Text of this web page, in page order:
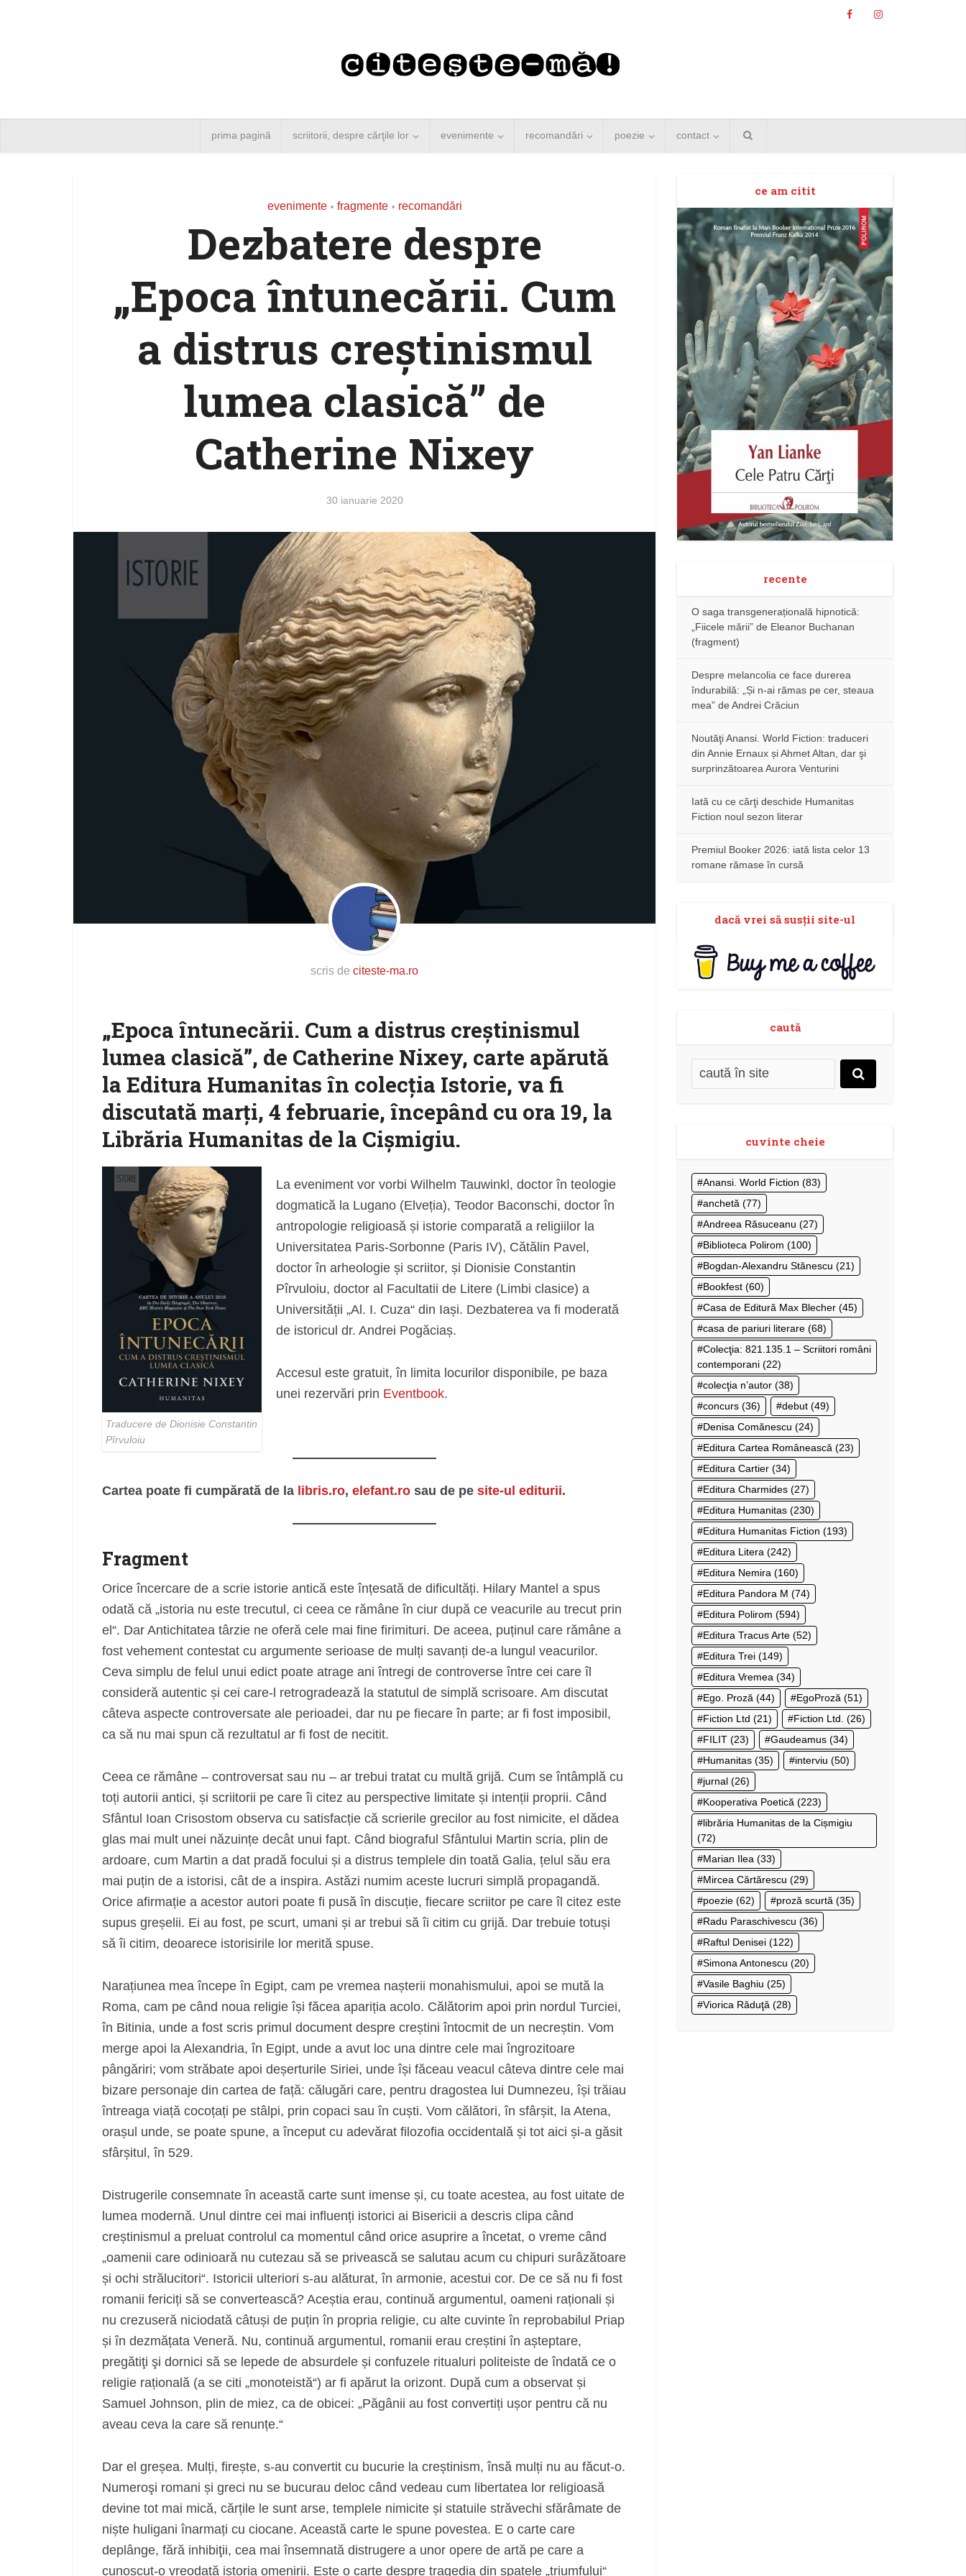
prima pagină scriitorii, despre cărţile lor evenimente recomandări poezie contact
evenimente • fragmente • recomandări
Dezbatere despre
„Epoca întunecării. Cum
a distrus creștinismul
lumea clasică” de
Catherine Nixey
30 ianuarie 2020
scris de citeste-ma.ro
„Epoca întunecării. Cum a distrus creștinismul
lumea clasică”, de Catherine Nixey, carte apărută
la Editura Humanitas în colecţia Istorie, va fi
discutată marți, 4 februarie, începând cu ora 19, la
Librăria Humanitas de la Cișmigiu.
Traducere de Dionisie Constantin
Pîrvuloiu
La eveniment vor vorbi Wilhelm Tauwinkl, doctor în teologie
dogmatică la Lugano (Elveția), Teodor Baconschi, doctor în
antropologie religioasă și istorie comparată a religiilor la
Universitatea Paris-Sorbonne (Paris IV), Cătălin Pavel,
doctor în arheologie și scriitor, și Dionisie Constantin
Pîrvuloiu, doctor al Facultatii de Litere (Limbi clasice) a
Universității „Al. I. Cuza“ din Iași. Dezbaterea va fi moderată
de istoricul dr. Andrei Pogăciaș.
Accesul este gratuit, în limita locurilor disponibile, pe baza
unei rezervări prin Eventbook.
Cartea poate fi cumpărată de la libris.ro, elefant.ro sau de pe site-ul editurii.
Fragment
Orice încercare de a scrie istorie antică este înțesată de dificultăți. Hilary Mantel a spus
odată că „istoria nu este trecutul, ci ceea ce rămâne în ciur după ce veacurile au trecut prin
el“. Dar Antichitatea târzie ne oferă cele mai fine firimituri. De aceea, puținul care rămâne a
fost vehement contestat cu argumente serioase de mulți savanți de‑a lungul veacurilor.
Ceva simplu de felul unui edict poate atrage ani întregi de controverse între cei care îl
consideră autentic și cei care‑l retrogradează la statutul de simplă scrisoare. Am discutat
câteva aspecte controversate ale perioadei, dar nu pe fiecare în parte; ar fi fost imposibil,
ca să nu mai spun că rezultatul ar fi fost de necitit.
Ceea ce rămâne – controversat sau nu – ar trebui tratat cu multă grijă. Cum se întâmplă cu
toți autorii antici, și scriitorii pe care îi citez au perspective limitate și intenții proprii. Când
Sfântul Ioan Crisostom observa cu satisfacție că scrierile grecilor au fost nimicite, el dădea
glas mai mult unei năzuințe decât unui fapt. Când biograful Sfântului Martin scria, plin de
ardoare, cum Martin a dat pradă focului și a distrus templele din toată Galia, țelul său era
mai puțin de a istorisi, cât de a inspira. Astăzi numim aceste lucruri simplă propagandă.
Orice afirmație a acestor autori poate fi pusă în discuție, fiecare scriitor pe care îl citez este
supus greșelii. Ei au fost, pe scurt, umani și ar trebui să îi citim cu grijă. Dar trebuie totuși
să îi citim, deoarece istorisirile lor merită spuse.
Narațiunea mea începe în Egipt, cam pe vremea nașterii monahismului, apoi se mută la
Roma, cam pe când noua religie își făcea apariția acolo. Călătorim apoi prin nordul Turciei,
în Bitinia, unde a fost scris primul document despre creștini întocmit de un necreștin. Vom
merge apoi la Alexandria, în Egipt, unde a avut loc una dintre cele mai îngrozitoare
pângăriri; vom străbate apoi deșerturile Siriei, unde își făceau veacul câteva dintre cele mai
bizare personaje din cartea de față: călugări care, pentru dragostea lui Dumnezeu, își trăiau
întreaga viață cocoțați pe stâlpi, prin copaci sau în cuști. Vom călători, în sfârșit, la Atena,
orașul unde, se poate spune, a început cu adevărat filozofia occidentală și tot aici și‑a găsit
sfârșitul, în 529.
Distrugerile consemnate în această carte sunt imense și, cu toate acestea, au fost uitate de
lumea modernă. Unul dintre cei mai influenți istorici ai Bisericii a descris clipa când
creștinismul a preluat controlul ca momentul când orice asuprire a încetat, o vreme când
„oamenii care odinioară nu cutezau să se privească se salutau acum cu chipuri surâzătoare
și ochi strălucitori“. Istoricii ulteriori s‑au alăturat, în armonie, acestui cor. De ce să nu fi fost
romanii fericiți să se convertească? Aceștia erau, continuă argumentul, oameni raționali și
nu crezuseră niciodată câtuși de puțin în propria religie, cu alte cuvinte în reprobabilul Priap
și în dezmățata Veneră. Nu, continuă argumentul, romanii erau creștini în așteptare,
pregătiţi şi dornici să se lepede de absurdele și confuzele ritualuri politeiste de îndată ce o
religie rațională (a se citi „monoteistă“) ar fi apărut la orizont. După cum a observat și
Samuel Johnson, plin de miez, ca de obicei: „Păgânii au fost convertiți ușor pentru că nu
aveau ceva la care să renunțe.“
Dar el greșea. Mulți, firește, s‑au convertit cu bucurie la creștinism, însă mulți nu au făcut‑o.
Numeroşi romani și greci nu se bucurau deloc când vedeau cum libertatea lor religioasă
devine tot mai mică, cărțile le sunt arse, templele nimicite și statuile străvechi sfărâmate de
niște huligani înarmați cu ciocane. Această carte le spune povestea. E o carte care
deplânge, fără inhibiţii, cea mai însemnată distrugere a unor opere de artă pe care a
cunoscut‑o vreodată istoria omenirii. Este o carte despre tragedia din spatele „triumfului“
ce am citit
recente
O saga transgenerațională hipnotică:
„Fiicele mării” de Eleanor Buchanan
(fragment)
Despre melancolia ce face durerea
îndurabilă: „Și n-ai rămas pe cer, steaua
mea” de Andrei Crăciun
Noutăţi Anansi. World Fiction: traduceri
din Annie Ernaux și Ahmet Altan, dar şi
surprinzătoarea Aurora Venturini
Iată cu ce cărţi deschide Humanitas
Fiction noul sezon literar
Premiul Booker 2026: iată lista celor 13
romane rămase în cursă
dacă vrei să susţii site-ul
caută
cuvinte cheie
Anansi. World Fiction (83)
anchetă (77)
Andreea Răsuceanu (27)
Biblioteca Polirom (100)
Bogdan-Alexandru Stănescu (21)
Bookfest (60)
Casa de Editură Max Blecher (45)
casa de pariuri literare (68)
Colecţia: 821.135.1 – Scriitori români
contemporani (22)
colecţia n’autor (38)
concurs (36) debut (49)
Denisa Comănescu (24)
Editura Cartea Românească (23)
Editura Cartier (34)
Editura Charmides (27)
Editura Humanitas (230)
Editura Humanitas Fiction (193)
Editura Litera (242)
Editura Nemira (160)
Editura Pandora M (74)
Editura Polirom (594)
Editura Tracus Arte (52)
Editura Trei (149)
Editura Vremea (34)
Ego. Proză (44) EgoProză (51)
Fiction Ltd (21) Fiction Ltd. (26)
FILIT (23) Gaudeamus (34)
Humanitas (35) interviu (50)
jurnal (26)
Kooperativa Poetică (223)
librăria Humanitas de la Cișmigiu
(72)
Marian Ilea (33)
Mircea Cărtărescu (29)
poezie (62) proză scurtă (35)
Radu Paraschivescu (36)
Raftul Denisei (122)
Simona Antonescu (20)
Vasile Baghiu (25)
Viorica Răduţă (28)